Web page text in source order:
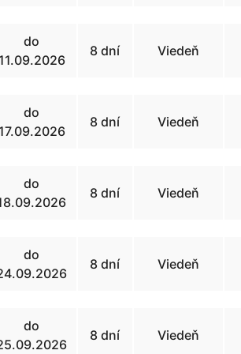
do
11.09.2026
8 dní Viedeň
do
17.09.2026
8 dní Viedeň
do
8 dní Viedeň
do
8 dní Viedeň
do
8 dní Viedeň